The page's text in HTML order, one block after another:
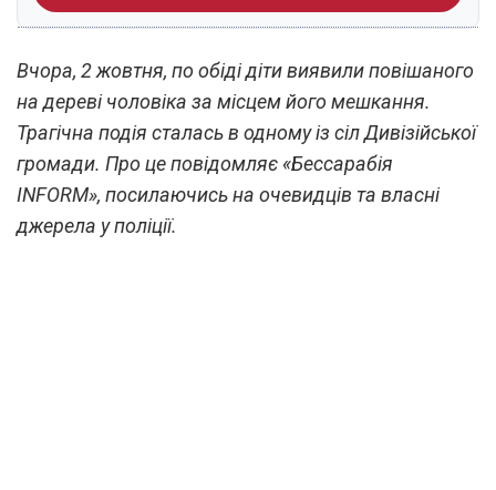
Вчора, 2 жовтня, по обіді діти виявили повішаного
на дереві чоловіка за місцем його мешкання.
Трагічна подія сталась в одному із сіл Дивізійської
громади. Про це повідомляє «Бессарабія
INFORM», посилаючись на очевидців та власні
джерела у поліції.